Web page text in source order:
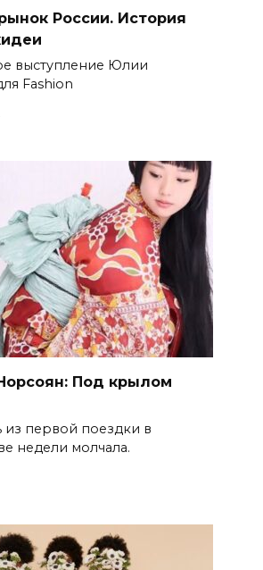
России. История
выступление Юлии
Fashion
Под крылом
первой поездки в
недели молчала.